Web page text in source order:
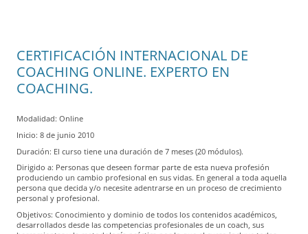
CERTIFICACIÓN INTERNACIONAL DE
COACHING ONLINE. EXPERTO EN
COACHING.
Modalidad: Online
Inicio: 8 de junio 2010
Duración: El curso tiene una duración de 7 meses (20 módulos).
Dirigido a: Personas que deseen formar parte de esta nueva profesión
produciendo un cambio profesional en sus vidas. En general a toda aquella
persona que decida y/o necesite adentrarse en un proceso de crecimiento
personal y profesional.
Objetivos: Conocimiento y dominio de todos los contenidos académicos,
desarrollados desde las competencias profesionales de un coach, sus